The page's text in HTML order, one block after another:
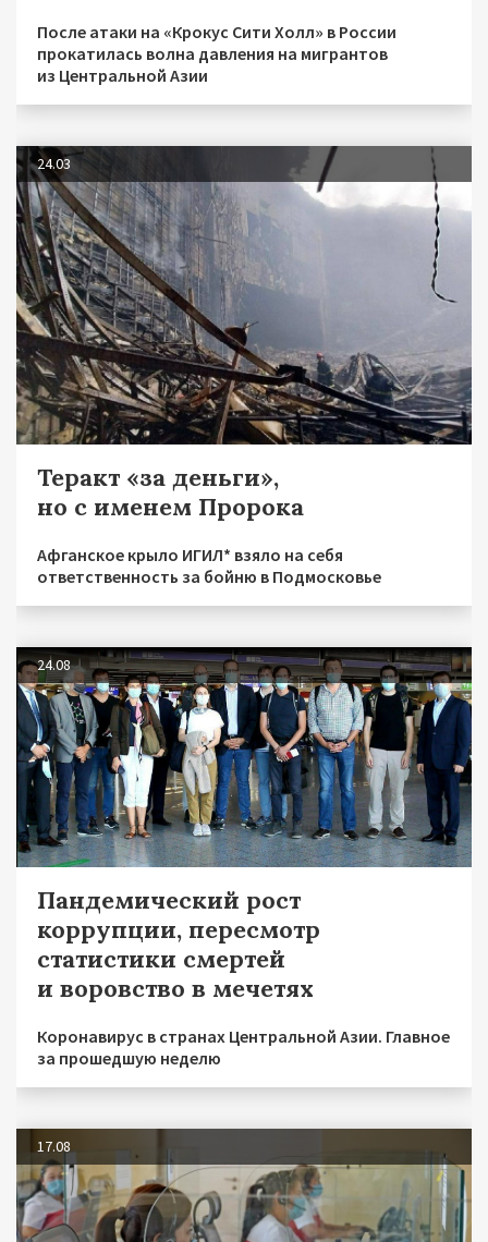
После атаки на «Крокус Сити Холл» в России
прокатилась волна давления на мигрантов
из Центральной Азии
24.03
Теракт «за деньги»,
но с именем Пророка
Афганское крыло ИГИЛ* взяло на себя
ответственность за бойню в Подмосковье
24.08
Пандемический рост
коррупции, пересмотр
статистики смертей
и воровство в мечетях
Коронавирус в странах Центральной Азии. Главное
за прошедшую неделю
17.08